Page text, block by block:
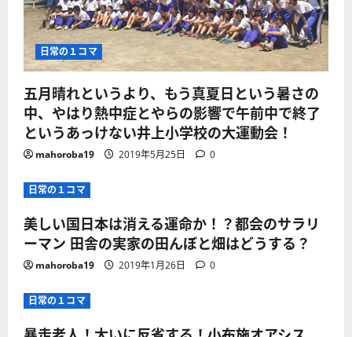
日常の１コマ
五月晴れというより、もう真夏日という暑さの
中、やはり熱中症とやらの影響で午前中で終了
というあっけない井上小学校の大運動会！
mahoroba19 2019年5月25日 0
日常の１コマ
美しい国日本は消える運命か！？都会のサラリ
ーマン 田舎の実家の田んぼと畑はどうする？
mahoroba19 2019年1月26日 0
日常の１コマ